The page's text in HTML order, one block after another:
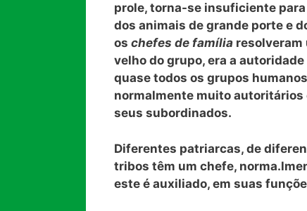
prole, torna-se insuficiente
dos animais de grande porte e
os chefes de família resolveram
velho do grupo, era a
quase todos os grupos
normalmente muito autoritários
seus subordinados.
Diferentes patriarcas, de
tribos têm um chefe,
este é auxiliado, em suas